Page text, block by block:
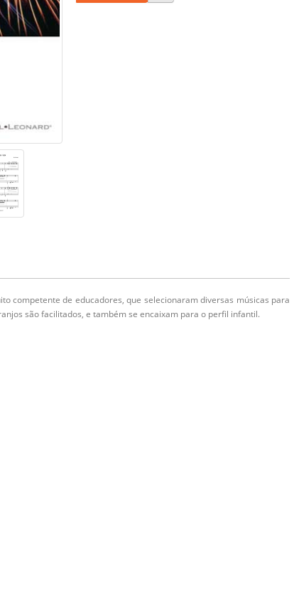
competente de educadores, que selecionaram diversas músicas para
são facilitados, e também se encaixam para o perfil infantil.